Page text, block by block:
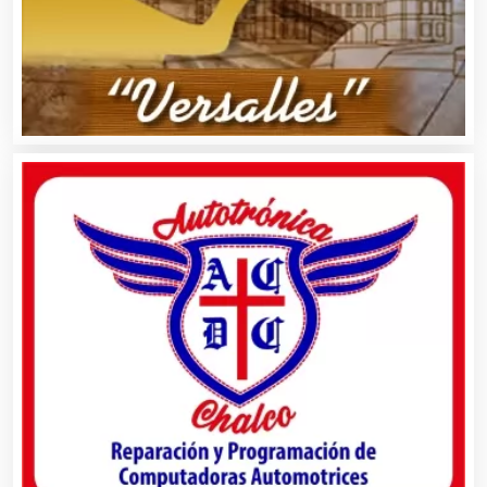
Audio, Sonido e Iluminación
Audios para Eventos
Autobuses
Automatización
Automóviles Nuevos y Usados
Autopartes Eléctricas